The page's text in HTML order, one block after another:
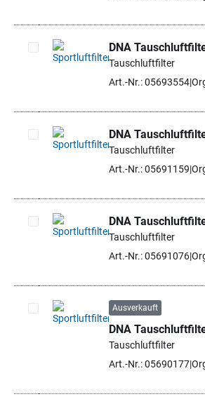
Artikel auswählen
DNA
Tauschluftfilter
Art.-Nr.: 05693554
Artikel auswählen
DNA
Tauschluftfilter
Art.-Nr.: 05691159
Artikel auswählen
DNA
Tauschluftfilter
Art.-Nr.: 05691076
Artikel auswählen
Ausverkauft
DNA
Tauschluftfilter
Art.-Nr.: 05690177